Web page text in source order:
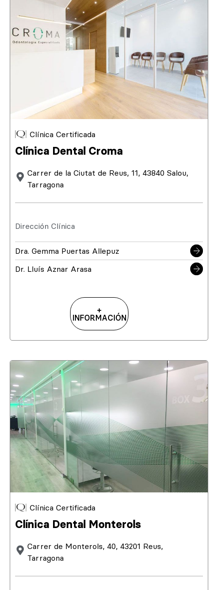
Clínica Certificada
Clínica Dental Croma
Carrer de la Ciutat de Reus, 11, 43840 Salou,
Tarragona
Dirección Clínica
Dra. Gemma Puertas Allepuz
Dr. Lluís Aznar Arasa
+
INFORMACIÓN
Clínica Certificada
Clínica Dental Monterols
Carrer de Monterols, 40, 43201 Reus,
Tarragona